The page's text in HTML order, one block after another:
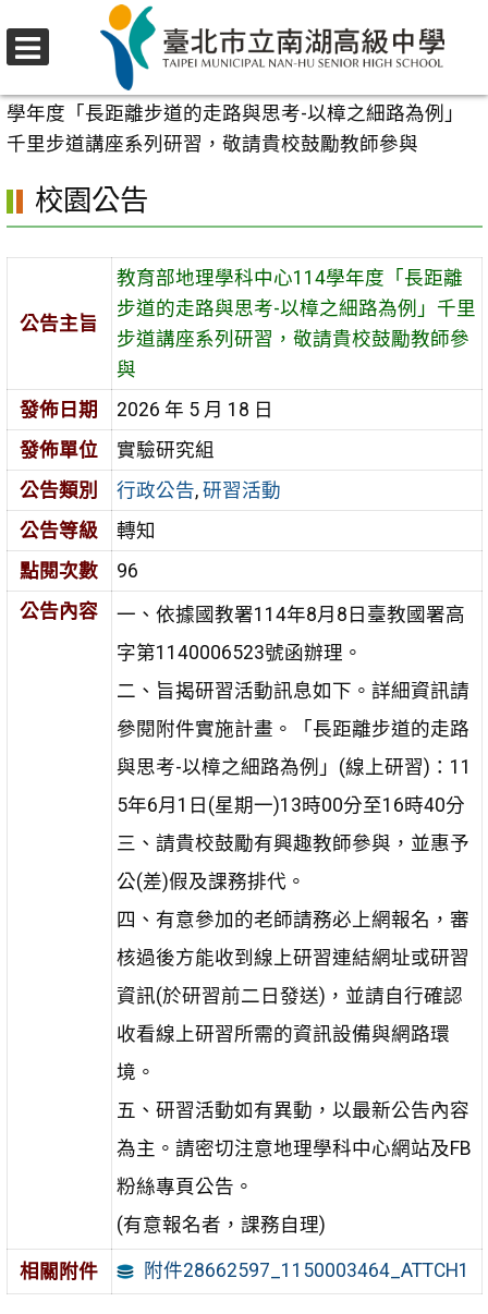
至
要
內
校園公告
學年度「長距離步道的走路與思考-以樟之細路為例」
千里步道講座系列研習，敬請貴校鼓勵教師參與
校園公告
公告主旨
教育部地理學科中心114學年度「長距離
步道的走路與思考-以樟之細路為例」千里
步道講座系列研習，敬請貴校鼓勵教師參
與
發佈日期
2026 年 5 月 18 日
發佈單位
實驗研究組
公告類別
行政公告, 研習活動
公告等級
轉知
點閱次數
96
公告內容
一、依據國教署114年8月8日臺教國署高
字第1140006523號函辦理。
二、旨揭研習活動訊息如下。詳細資訊請
參閱附件實施計畫。「長距離步道的走路
與思考-以樟之細路為例」(線上研習)：11
5年6月1日(星期一)13時00分至16時40分
三、請貴校鼓勵有興趣教師參與，並惠予
公(差)假及課務排代。
四、有意參加的老師請務必上網報名，審
核過後方能收到線上研習連結網址或研習
資訊(於研習前二日發送)，並請自行確認
收看線上研習所需的資訊設備與網路環
境。
五、研習活動如有異動，以最新公告內容
為主。請密切注意地理學科中心網站及FB
粉絲專頁公告。
(有意報名者，課務自理)
相關附件 附件28662597_1150003464_ATTCH1
選
單